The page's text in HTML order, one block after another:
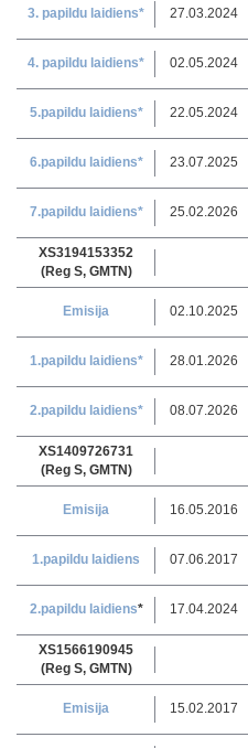
3. papildu laidiens* 27.03.2024
4. papildu laidiens* 02.05.2024
5.papildu laidiens* 22.05.2024
6.papildu laidiens* 23.07.2025
7.papildu laidiens* 25.02.2026
XS3194153352
(Reg S, GMTN)
Emisija 02.10.2025
1.papildu laidiens* 28.01.2026
2.papildu laidiens* 08.07.2026
XS1409726731
(Reg S, GMTN)
Emisija 16.05.2016
1.papildu laidiens 07.06.2017
2.papildu laidiens* 17.04.2024
XS1566190945
(Reg S, GMTN)
Emisija 15.02.2017